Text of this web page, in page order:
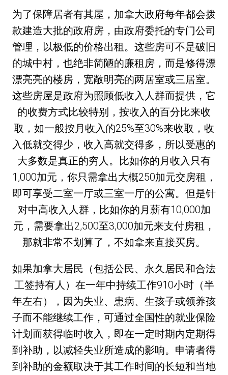
为了保障居者有其屋，加拿大政府每年都会拨
款建造大批的政府房，由政府委托的专门公司
管理，以极低的价格出租。这些房可不是破旧
的城中村，也绝非简陋的廉租房，而是修得漂
漂亮亮的楼房，宽敞明亮的两居室或三居室。
这些房屋是政府为照顾低收入人群而提供，它
的收费方式比较特别，按收入的百分比来收
取，如一般按月收入的25%至30%来收取，收
入低就交得少，收入高就交得多，所以受惠的
大多数是真正的穷人。比如你的月收入只有
1,000加元，你只需拿出大概250加元交房租，
即可享受二室一厅或三室一厅的公寓。但是针
对中高收入人群，比如你的月薪有10,000加
元，需要拿出2,500至3,000加元来支付房租，
那就非常不划算了，不如拿来直接买房。
如果加拿大居民（包括公民、永久居民和合法
工签持有人）在一年中持续工作910小时（半
年左右），因为失业、患病、生孩子或领养孩
子而不能继续工作，可通过全国性的就业保险
计划而获得临时收入，即在一定时期内定期得
到补助，以减轻失业所造成的影响。申请者得
到补助的金额取决于其工作时间的长短和当地